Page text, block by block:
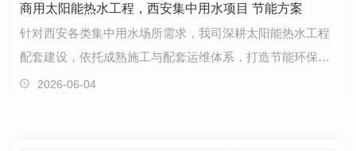
商用太阳能热水工程，西安集中用水项目 节能方案
针对西安各类集中用水场所需求，我司深耕太阳能热水工程
配套建设，依托成熟施工与配套运维体系，打造节能环保的
热水供应解决方案。产品核心优势突出，依托清洁能源…
2026-06-04